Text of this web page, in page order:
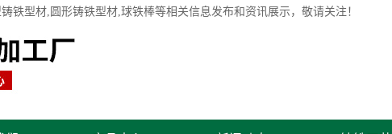
铁型材,圆形铸铁型材,球铁棒等相关信息发布和资讯展示，敬请关注！